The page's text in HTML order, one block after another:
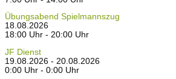
Übungsabend Spielmannszug
18.08.2026
18:00 Uhr - 20:00 Uhr
JF Dienst
19.08.2026 - 20.08.2026
0:00 Uhr - 0:00 Uhr